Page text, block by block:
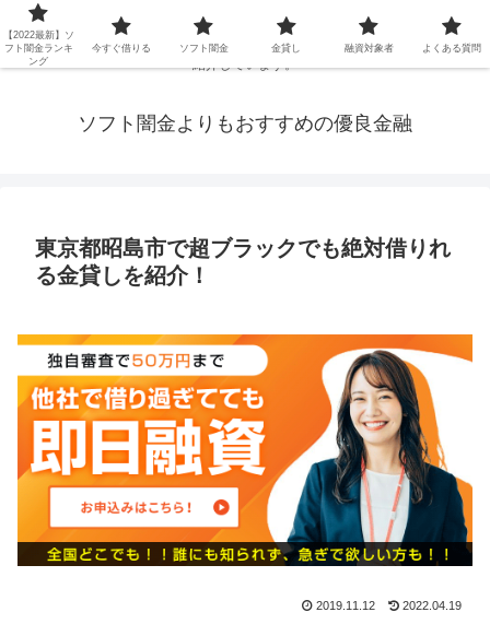
延滞ブラックや年金・生活保護・主婦・パート・派遣など消費者金融でお金を
借りられないブラックの方でも、即日融資で借りられる審査が甘い優良街金を
紹介しています。
ソフト闇金よりもおすすめの優良金融
東京都昭島市で超ブラックでも絶対借りれ
る金貸しを紹介！
2019.11.12 2022.04.19
【2022最新】ソ
フト闇金ランキ
ング
今すぐ借りる ソフト闇金 金貸し 融資対象者 よくある質問